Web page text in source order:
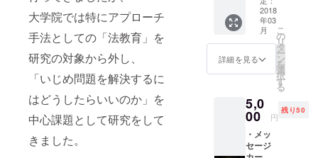
大学院では特にアプローチ
手法としての「法教育」を
研究の対象から外し、
「いじめ問題を解決するに
はどうしたらいいのか」を
中心課題として研究をして
きました。
く」を作成
三年生時に
英国オック
スフォード
期留学プロ
グラムに参
政治教育へ
2018
年03
月
詳細を見る
こ
の
リ
タ
ー
ン
を
選
択
す
る
5,0
00 円
残り50
・メッ
セージ